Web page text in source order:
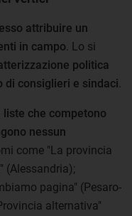
attribuire un
in campo . Lo si
politica
di consiglieri e sindaci
liste che competono
nessun
come "La provincia
(Alessandria);
pagina" (Pesaro-
alternativa"